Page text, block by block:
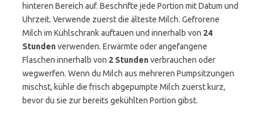
hinteren Bereich auf. Beschrifte jede Portion mit Datum und
Uhrzeit. Verwende zuerst die älteste Milch. Gefrorene
Milch im Kühlschrank auftauen und innerhalb von 24
Stundenverwenden. Erwärmte oder angefangene
Flaschen innerhalb von 2 Stundenverbrauchen oder
wegwerfen. Wenn du Milch aus mehreren Pumpsitzungen
mischst, kühle die frisch abgepumpte Milch zuerst kurz,
bevor du sie zur bereits gekühlten Portion gibst.